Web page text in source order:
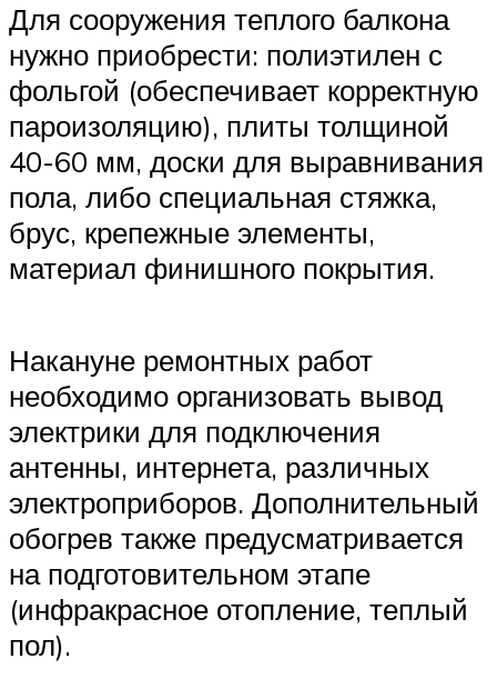
Для сооружения теплого балкона
нужно приобрести: полиэтилен с
фольгой (обеспечивает корректную
пароизоляцию), плиты толщиной
40-60 мм, доски для выравнивания
пола, либо специальная стяжка,
брус, крепежные элементы,
материал финишного покрытия.
Накануне ремонтных работ
необходимо организовать вывод
электрики для подключения
антенны, интернета, различных
электроприборов. Дополнительный
обогрев также предусматривается
на подготовительном этапе
(инфракрасное отопление, теплый
пол).